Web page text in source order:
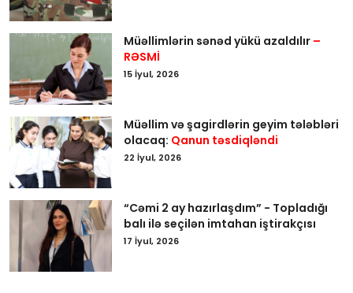
Müəllimlərin sənəd yükü azaldılır –
RƏSMİ
15 İyul, 2026
Müəllim və şagirdlərin geyim tələbləri
olacaq: Qanun təsdiqləndi
22 İyul, 2026
“Cəmi 2 ay hazırlaşdım” - Topladığı
balı ilə seçilən imtahan iştirakçısı
17 İyul, 2026